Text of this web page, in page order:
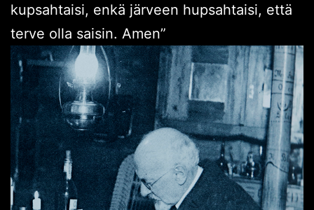
kupsahtaisi, enkä järveen hupsahtaisi, että
terve olla saisin. Amen”